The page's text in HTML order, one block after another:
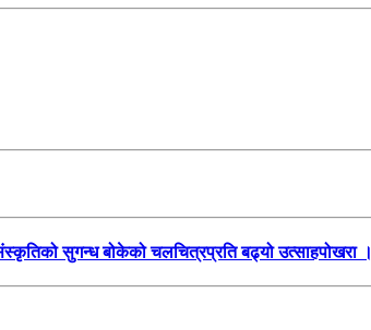
सुगन्ध बोकेको चलचित्रप्रति बढ्यो उत्साहपोखरा ।